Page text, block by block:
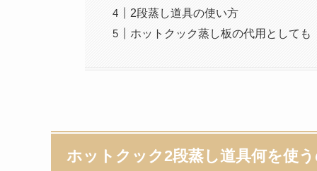
2段蒸し道具の使い方
ホットクック蒸し板の代用としても
ホットクック2段蒸し道具何を使う